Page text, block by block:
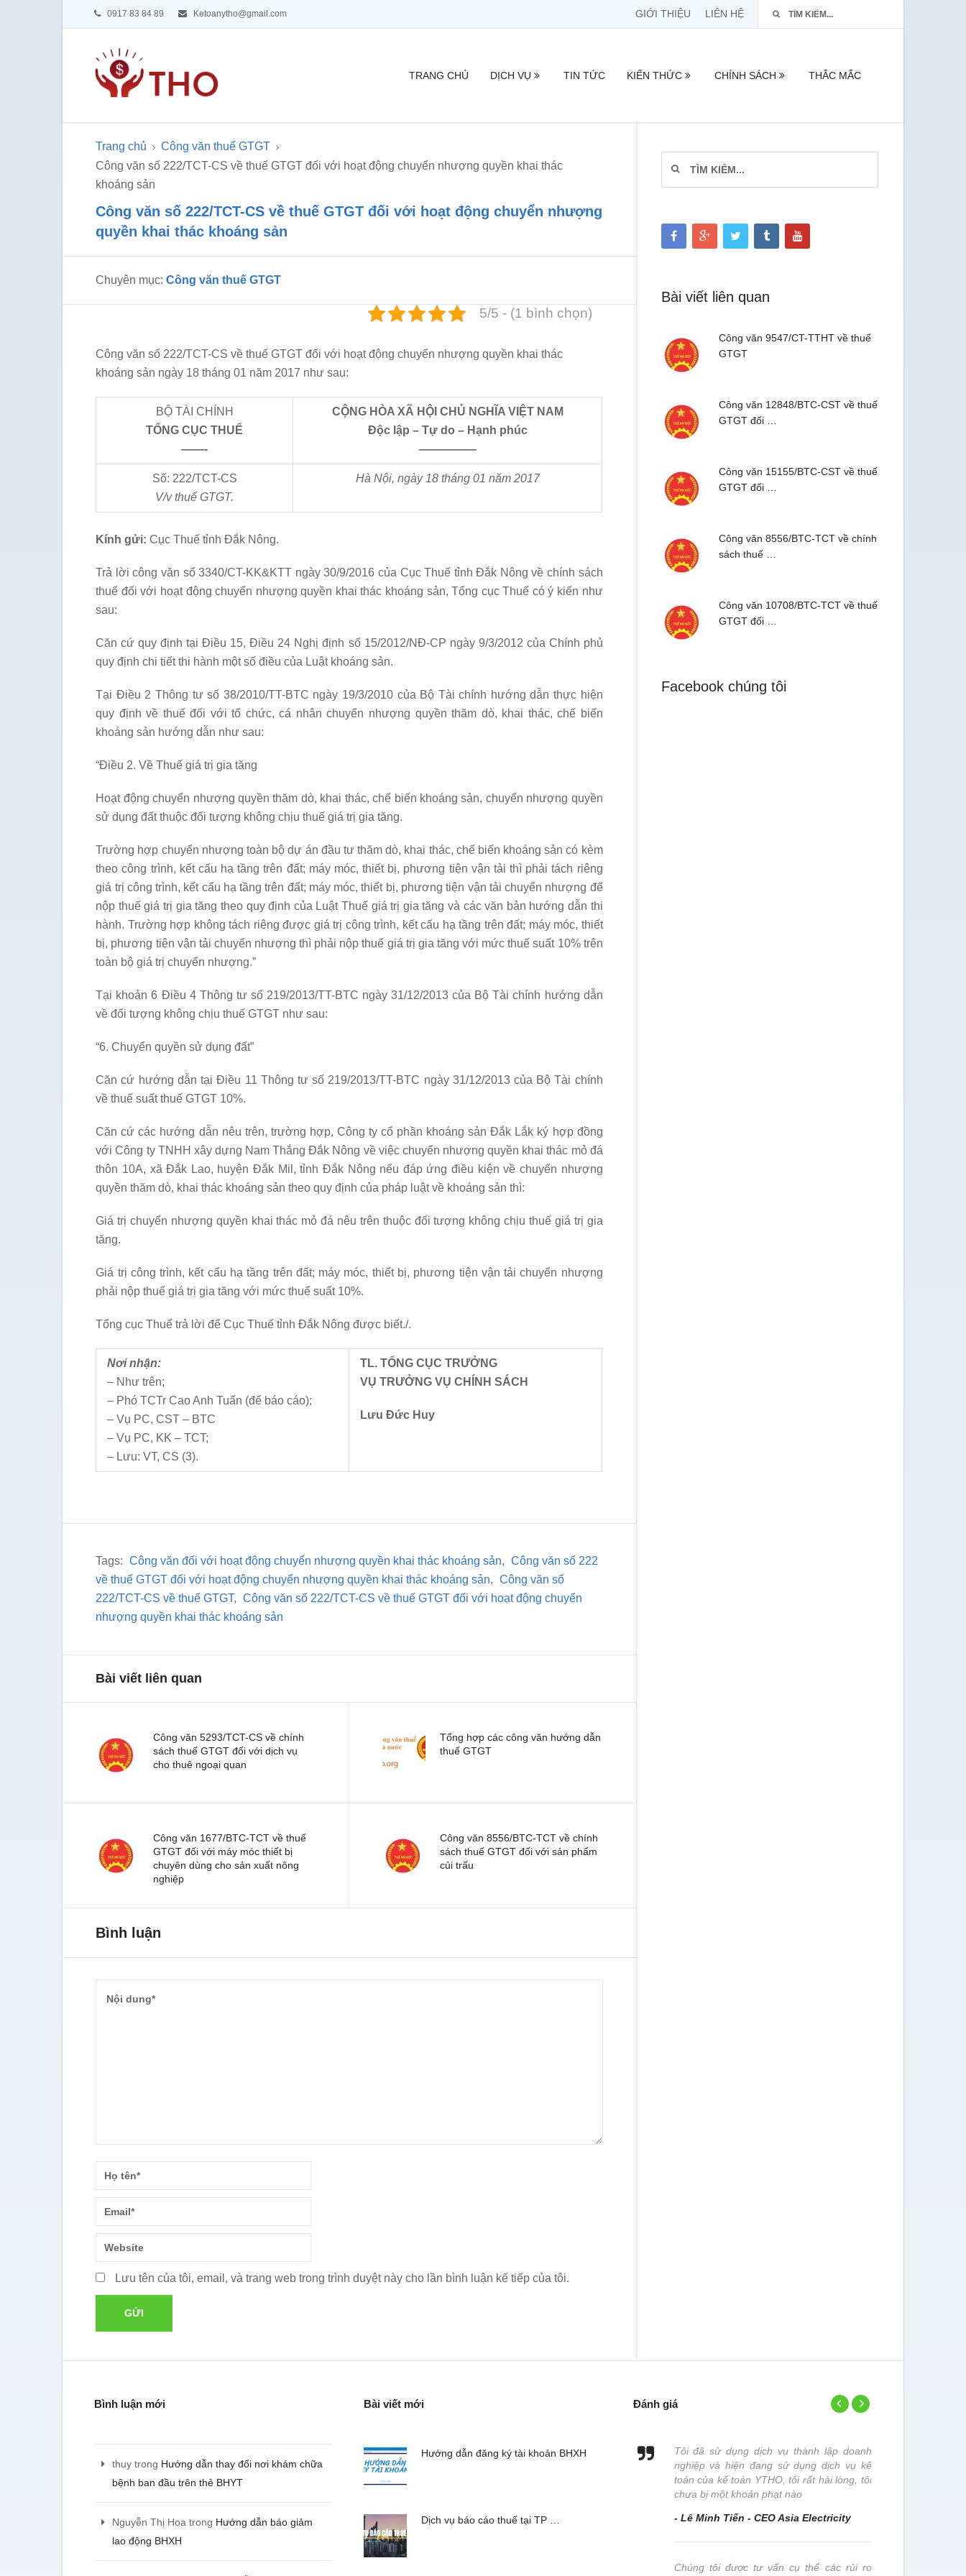
0917 83 84 89 Ketoanytho@gmail.com GIỚI THIỆU LIÊN HỆ
TRANG CHỦ DỊCH VỤ TIN TỨC KIẾN THỨC CHÍNH SÁCH THẮC MẮC
Trang chủ
Công văn thuế GTGT
Công văn số 222/TCT-CS về thuế GTGT đối với hoạt động chuyển nhượng quyền khai thác
khoáng sản
Công văn số 222/TCT-CS về thuế GTGT đối với hoạt động chuyển nhượng
quyền khai thác khoáng sản
Chuyên mục:Công văn thuế GTGT
5/5 - (1 bình chọn)
Công văn số 222/TCT-CS về thuế GTGT đối với hoạt động chuyển nhượng quyền khai thác
khoáng sản ngày 18 tháng 01 năm 2017 như sau:
BỘ TÀI CHÍNH
TỔNG CỤC THU Ế
——-
CỘNG HÒA XÃ HỘI CHỦ NGHĨA VIỆT NAM
Độc lập – Tự do – Hạnh phúc
—————
Số: 222/TCT-CS
V/v thuế GTGT.
Hà Nội, ngày 18tháng01 năm 2017
Kính gửi: Cục Thuế tỉnh Đắk Nông.
Trả lời công văn số 3340/CT-KK&KTT ngày 30/9/2016 của Cục Thuế tỉnh Đắk Nông về chính sách
thuế đối với hoạt động chuyển nhượng quyền khai thác khoáng sản, Tổng cục Thuế có ý kiến như
sau:
Căn cứ quy định tại Điều 15, Điều 24 Nghị định số 15/2012/NĐ-CP ngày 9/3/2012 của Chính phủ
quy định chi tiết thi hành một số điều của Luật khoáng sản.
Tại Điều 2 Thông tư số 38/2010/TT-BTC ngày 19/3/2010 của Bộ Tài chính hướng dẫn thực hiện
quy định về thuế đối với tổ chức, cá nhân chuyển nhượng quyền thăm dò, khai thác, chế biến
khoáng sản hướng dẫn như sau:
“Điều 2. Về Thuế giá trị gia tăng
Hoạt động chuyển nhượng quyền thăm dò, khai thác, chế biến khoáng sản, chuyển nhượng quyền
sử dụng đất thuộc đối tượng không chịu thuế giá trị gia tăng.
Trường hợp chuyển nhượng toàn bộ dự án đầu tư thăm dò, khai thác, chế biến khoáng sản có kèm
theo công trình, kết cấu hạ tầng trên đất; máy móc, thiết bị, phương tiện vận tải thì phải tách riêng
giá trị công trình, kết cấu hạ tầng trên đất; máy móc, thiết bị, phương tiện vận tải chuyển nhượng để
nộp thuế giá trị gia tăng theo quy định của Luật Thuế giá trị gia tăng và các văn bản hướng dẫn thi
hành. Trường hợp không tách riêng được giá trị công trình, kết cấu hạ tầng trên đất; máy móc, thiết
bị, phương tiện vận tải chuyển nhượng thì phải nộp thuế giá trị gia tăng với mức thuế suất 10% trên
toàn bộ giá trị chuyển nhượng.”
Tại khoản 6 Điều 4 Thông tư số 219/2013/TT-BTC ngày 31/12/2013 của Bộ Tài chính hướng dẫn
về đối tượng không chịu thuế GTGT như sau:
“6. Chuyển quyền sử dụng đất”
Căn cứ hướng dẫn tại Điều 11 Thông tư số 219/2013/TT-BTC ngày 31/12/2013 của Bộ Tài chính
về thuế suất thuế GTGT 10%.
Căn cứ các hướng dẫn nêu trên, trường hợp, Công ty cổ phần khoáng sản Đắk Lắk ký hợp đồng
với Công ty TNHH xây dựng Nam Thắng Đắk Nông về việc chuyển nhượng quyền khai thác mỏ đá
thôn 10A, xã Đắk Lao, huyện Đắk Mil, tỉnh Đắk Nông nếu đáp ứng điều kiện về chuyển nhượng
quyền thăm dò, khai thác khoáng sản theo quy định của pháp luật về khoáng sản thì:
Giá trị chuyển nhượng quyền khai thác mỏ đá nêu trên thuộc đối tượng không chịu thuế giá trị gia
tăng.
Giá trị công trình, kết cấu hạ tầng trên đất; máy móc, thiết bị, phương tiện vận tải chuyển nhượng
phải nộp thuế giá trị gia tăng với mức thuế suất 10%.
Tổng cục Thuế trả lời để Cục Thuế tỉnh Đắk Nông được biết./.
Nơi nhận:
– Như trên;
– Phó TCTr Cao Anh Tuấn (để báo cáo);
– Vụ PC, CST – BTC
– Vụ PC, KK – TCT;
– Lưu: VT, CS (3).
TL. TỔNG CỤC TRƯỞNG
VỤ TRƯỞNG VỤ CHÍNH SÁCH
Lưu Đức Huy
Tags: Công văn đối với hoạt động chuyển nhượng quyền khai thác khoáng sản,
Công văn số 222
về thuế GTGT đối với hoạt động chuyển nhượng quyền khai thác khoáng sản,
Công văn số
222/TCT-CS về thuế GTGT,
Công văn số 222/TCT-CS về thuế GTGT đối với hoạt động chuyển
nhượng quyền khai thác khoáng sản
Bài viết liên quan
Công văn 5293/TCT-CS về chính
sách thuế GTGT đối với dịch vụ
cho thuê ngoại quan
Tổng hợp các công văn hướng dẫn
thuế GTGT
Công văn 1677/BTC-TCT về thuế
GTGT đối với máy móc thiết bị
chuyên dùng cho sản xuất nông
nghiệp
Công văn 8556/BTC-TCT về chính
sách thuế GTGT đối với sản phẩm
củi trấu
Bình luận
Lưu tên của tôi, email, và trang web trong trình duyệt này cho lần bình luận kế tiếp của tôi.
Bài viết liên quan
Công văn 9547/CT-TTHT về thuế
GTGT
Công văn 12848/BTC-CST về thuế
GTGT đối …
Công văn 15155/BTC-CST về thuế
GTGT đối …
Công văn 8556/BTC-TCT về chính
sách thuế …
Công văn 10708/BTC-TCT về thuế
GTGT đối …
Facebook chúng tôi
Bình luận mới
thuytrong Hướng dẫn thay đổi nơi khám chữa
bệnh ban đầu trên thẻ BHYT
Nguyễn Thị Hoa trong Hướng dẫn báo giảm
lao động BHXH
Bài viết mới
Hướng dẫn đăng ký tài khoản BHXH
Dịch vụ báo cáo thuế tại TP …
Đánh giá
Tôi đã sử dụng dịch vụ thành lập doanh
nghiệp và hiện đang sử dụng dịch vụ kế
toán của kế toán YTHO, tôi rất hài lòng, tôi
- Lê Minh Tiến - CEO Asia Electricity
Đơn vị chúng tôi chuyên nhập hàng về bán,
Tôi đã sử dụng dịch vụ thành lập doanh
nghiệp và hiện đang sử dụng dịch vụ kế
toán của kế toán YTHO, tôi rất hài lòng, tôi
chưa bị một khoản phạt nào
- Lê Minh Tiến - CEO Asia Electricity
Chúng tôi được tư vấn cụ thể các rủi ro